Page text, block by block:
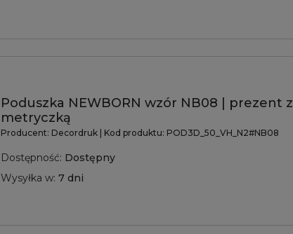
Poduszka NEWBORN wzór NB08 | prezent z
metryczką
Producent: Decordruk | Kod produktu: POD3D_50_VH_N2#NB08
Dostępność: Dostępny
Wysyłka w: 7 dni